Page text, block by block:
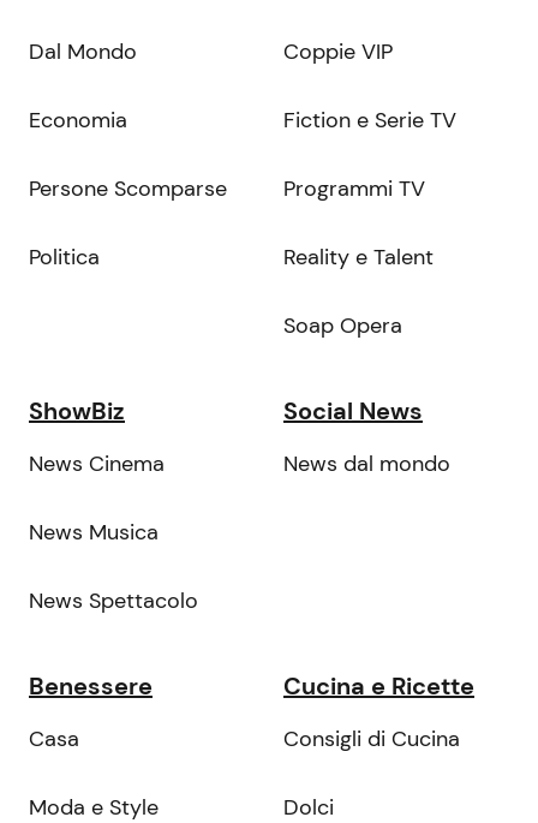
Dal Mondo
Economia
Persone Scomparse
Politica
Coppie VIP
Fiction e Serie TV
Programmi TV
Reality e Talent
Soap Opera
ShowBiz
News Cinema
News Musica
News Spettacolo
Social News
News dal mondo
Benessere
Casa
Moda e Style
Cucina e Ricette
Consigli di Cucina
Dolci